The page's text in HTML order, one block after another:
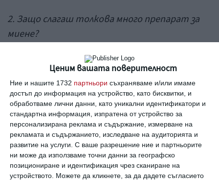
Ценим вашата поверителност
Ние и нашите 1732 партньори съхраняваме и/или имаме
достъп до информация на устройство, като бисквитки, и
обработваме лични данни, като уникални идентификатори и
стандартна информация, изпратена от устройство за
персонализирана реклама и съдържание, измерване на
рекламата и съдържанието, изследване на аудиторията и
развитие на услуги. С ваше разрешение ние и партньорите
ни може да използваме точни данни за географско
позициониране и идентификация чрез сканиране на
устройството. Можете да кликнете, за да дадете съгласието
2. Защо слагаш толкова много препарат за
миене?
Даже любимият сериал не може да я задържи
пред телевизора, когато чуе, че зет ѝ е
пуснал водата в кухнята. Тъщата бди край
него и старателно следи колко веро слага
върху гъбата. Ако е само капка, тя ще каже,
че е малко, ако е повече, ще се развика:
„Твоите родители не са ли те научили да
пестиш?“